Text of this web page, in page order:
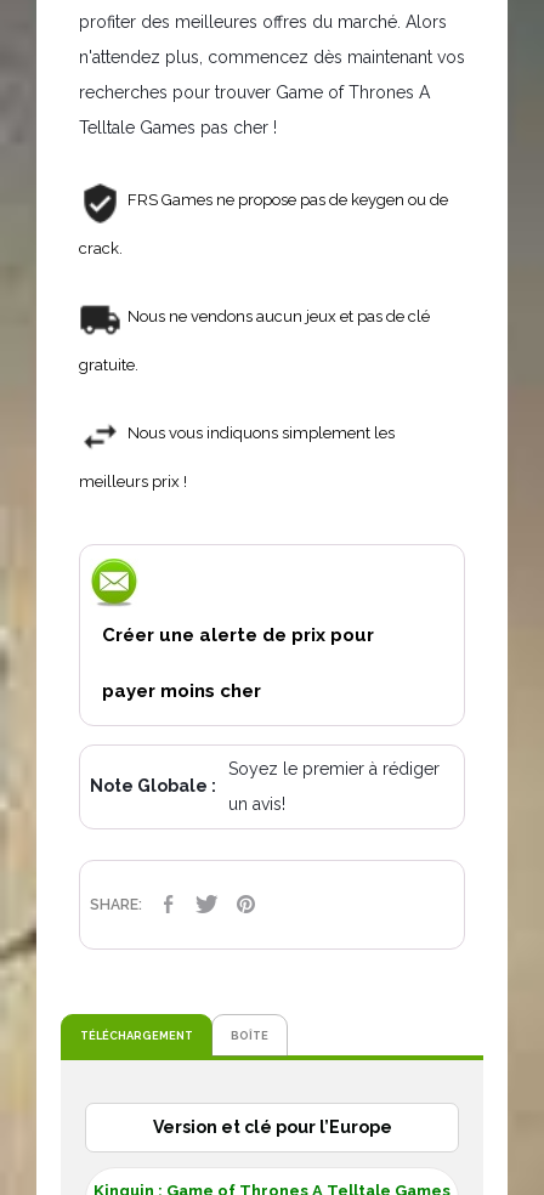
profiter des meilleures offres du marché. Alors
n'attendez plus, commencez dès maintenant vos
recherches pour trouver Game of Thrones A
Telltale Games pas cher !
FRS Games ne propose pas de keygen ou de
crack.
Nous ne vendons aucun jeux et pas de clé
gratuite.
Nous vous indiquons simplement les
meilleurs prix !
Créer une alerte de prix pour
payer moins cher
Note Globale :
Soyez le premier à rédiger
un avis!
SHARE: PARTAGER
TWEET
TÉLÉCHARGEMENT BOÎTE
Version et clé pour l’Europe
Kinguin : Game of Thrones A Telltale Games